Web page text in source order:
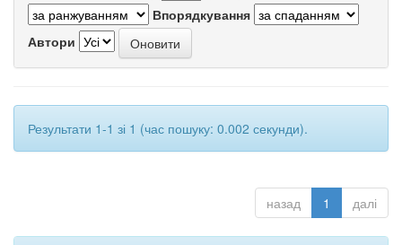
Впорядкування
Автори
Результати 1-1 зі 1 (час пошуку: 0.002 секунди).
назад 1 далі